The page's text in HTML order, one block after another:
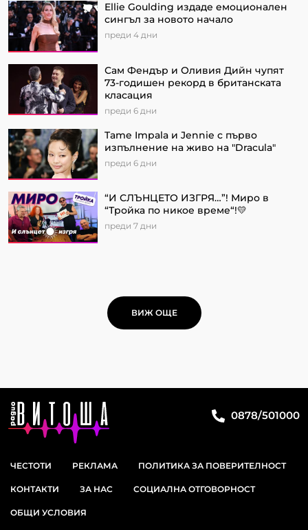
Ellie Goulding издаде емоционален
сингъл за новото начало
преди 4 дни
Сам Фендър и Оливия Дийн чупят
73-годишен рекорд в британската
класация
преди 6 дни
Tame Impala и Jennie с първо
изпълнение на живо на "Dracula"
преди 6 дни
“И СЛЪНЦЕТО ИЗГРЯ…”! Миро в
“Тройка по никое време“!💛
преди 7 дни
ВИЖ ОЩЕ
0878/501000
ЧЕСТОТИ РЕКЛАМА ПОЛИТИКА ЗА ПОВЕРИТЕЛНОСТ
КОНТАКТИ ЗА НАС СОЦИАЛНА ОТГОВОРНОСТ
ОБЩИ УСЛОВИЯ